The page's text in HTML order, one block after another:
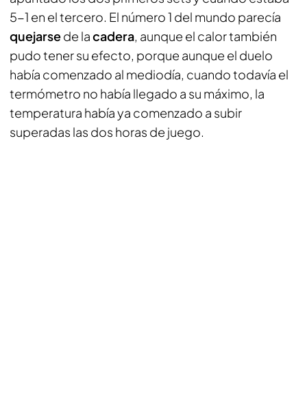
5-1 en el tercero. El número 1 del mundo parecía
quejarsede lacadera, aunque el calor también
pudo tener su efecto, porque aunque el duelo
había comenzado al mediodía, cuando todavía el
termómetro no había llegado a su máximo, la
temperatura había ya comenzado a subir
superadas las dos horas de juego.